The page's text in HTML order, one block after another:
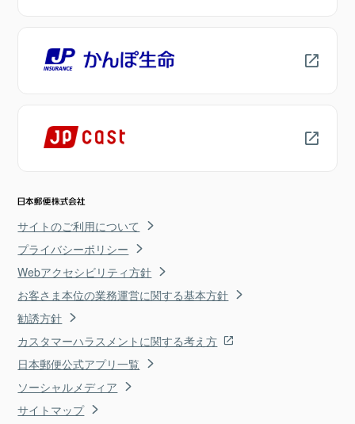
サイトのご利用について
プライバシーポリシー
Webアクセシビリティ方針
お客さま本位の業務運営に関する基本方針
勧誘方針
カスタマーハラスメントに関する考え方
日本郵便公式アプリ一覧
ソーシャルメディア
サイトマップ